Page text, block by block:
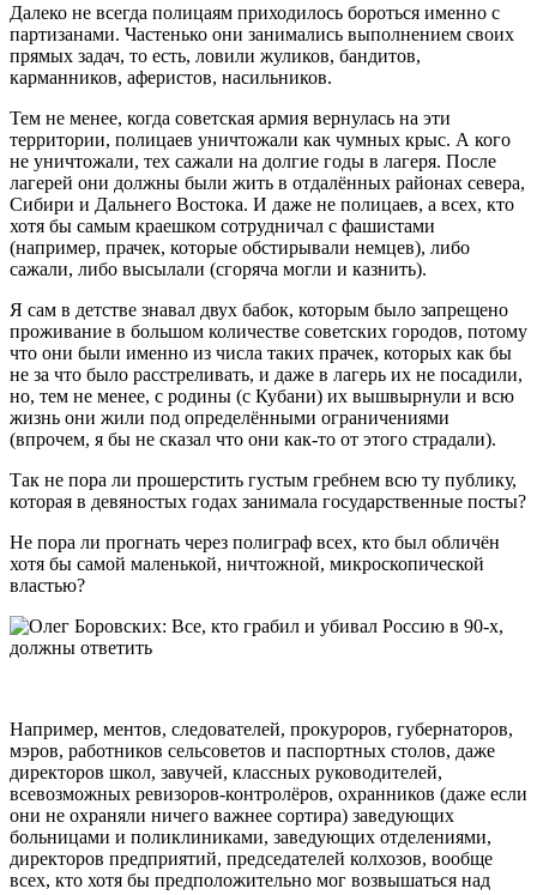
Далеко не всегда полицаям приходилось бороться именно с
партизанами. Частенько они занимались выполнением своих
прямых задач, то есть, ловили жуликов, бандитов,
карманников, аферистов, насильников.
Тем не менее, когда советская армия вернулась на эти
территории, полицаев уничтожали как чумных крыс. А кого
не уничтожали, тех сажали на долгие годы в лагеря. После
лагерей они должны были жить в отдалённых районах севера,
Сибири и Дальнего Востока. И даже не полицаев, а всех, кто
хотя бы самым краешком сотрудничал с фашистами
(например, прачек, которые обстирывали немцев), либо
сажали, либо высылали (сгоряча могли и казнить).
Я сам в детстве знавал двух бабок, которым было запрещено
проживание в большом количестве советских городов, потому
что они были именно из числа таких прачек, которых как бы
не за что было расстреливать, и даже в лагерь их не посадили,
но, тем не менее, с родины (с Кубани) их вышвырнули и всю
жизнь они жили под определёнными ограничениями
(впрочем, я бы не сказал что они как-то от этого страдали).
Так не пора ли прошерстить густым гребнем всю ту публику,
которая в девяностых годах занимала государственные посты?
Не пора ли прогнать через полиграф всех, кто был обличён
хотя бы самой маленькой, ничтожной, микроскопической
властью?
Например, ментов, следователей, прокуроров, губернаторов,
мэров, работников сельсоветов и паспортных столов, даже
директоров школ, завучей, классных руководителей,
всевозможных ревизоров-контролёров, охранников (даже если
они не охраняли ничего важнее сортира) заведующих
больницами и поликлиниками, заведующих отделениями,
директоров предприятий, председателей колхозов, вообще
всех, кто хотя бы предположительно мог возвышаться над